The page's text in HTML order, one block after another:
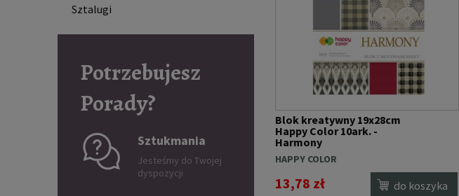
Sztalugi
Potrzebujesz
Porady?
Sztukmania
Jesteśmy do Twojej
dyspozycji
Blok kreatywny 19x28cm
Happy Color 10ark. -
Harmony
HAPPY COLOR
13,78 zł do koszyka